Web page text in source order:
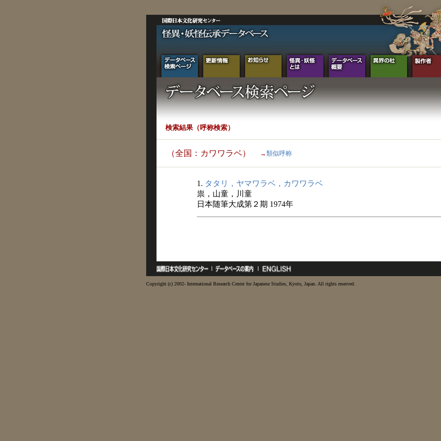
検索結果（呼称検索）
（全国：カワワラベ） →類似呼称
1. タタリ，ヤマワラベ，カワワラベ
祟，山童，川童
日本随筆大成第２期 1974年
Copyright (c) 2002- International Research Center for Japanese Studies, Kyoto, Japan. All rights reserved.